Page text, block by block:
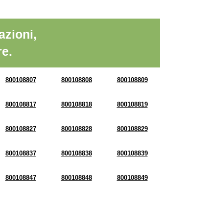
800108807 800108808 800108809
800108817 800108818 800108819
800108827 800108828 800108829
800108837 800108838 800108839
800108847 800108848 800108849